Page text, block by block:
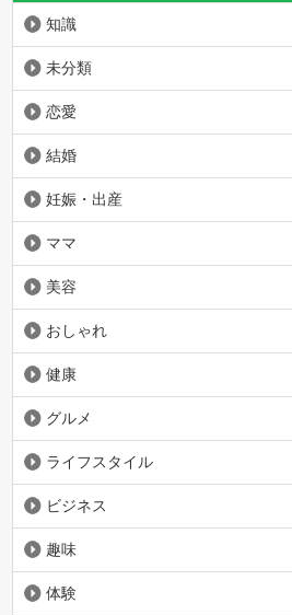
知識
未分類
恋愛
結婚
妊娠・出産
ママ
美容
おしゃれ
健康
グルメ
ライフスタイル
ビジネス
趣味
体験